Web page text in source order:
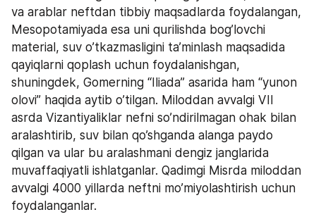
va arablar neftdan tibbiy maqsadlarda foydalangan,
Mesopotamiyada esa uni qurilishda bog’lovchi
material, suv o’tkazmasligini ta’minlash maqsadida
qayiqlarni qoplash uchun foydalanishgan,
shuningdek, Gomerning “Iliada” asarida ham “yunon
olovi” haqida aytib o’tilgan. Miloddan avvalgi VII
asrda Vizantiyaliklar nefni so’ndirilmagan ohak bilan
aralashtirib, suv bilan qo’shganda alanga paydo
qilgan va ular bu aralashmani dengiz janglarida
muvaffaqiyatli ishlatganlar. Qadimgi Misrda miloddan
avvalgi 4000 yillarda neftni mo’miyolashtirish uchun
foydalanganlar.